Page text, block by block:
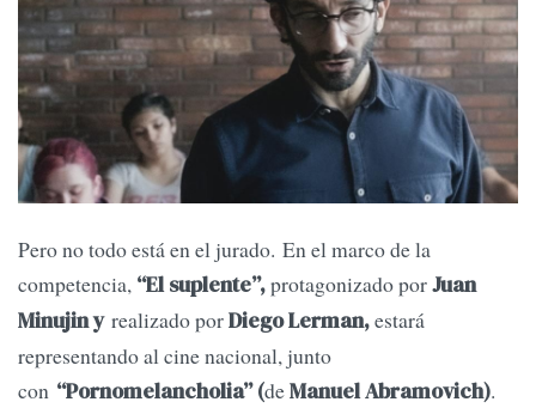
Pero no todo está en el jurado. En el marco de la
competencia, “El suplente”,protagonizado porJuan
Minujin yrealizado porDiego Lerman,estará
representando al cine nacional, junto
con “Pornomelancholia” (deManuel Abramovich).